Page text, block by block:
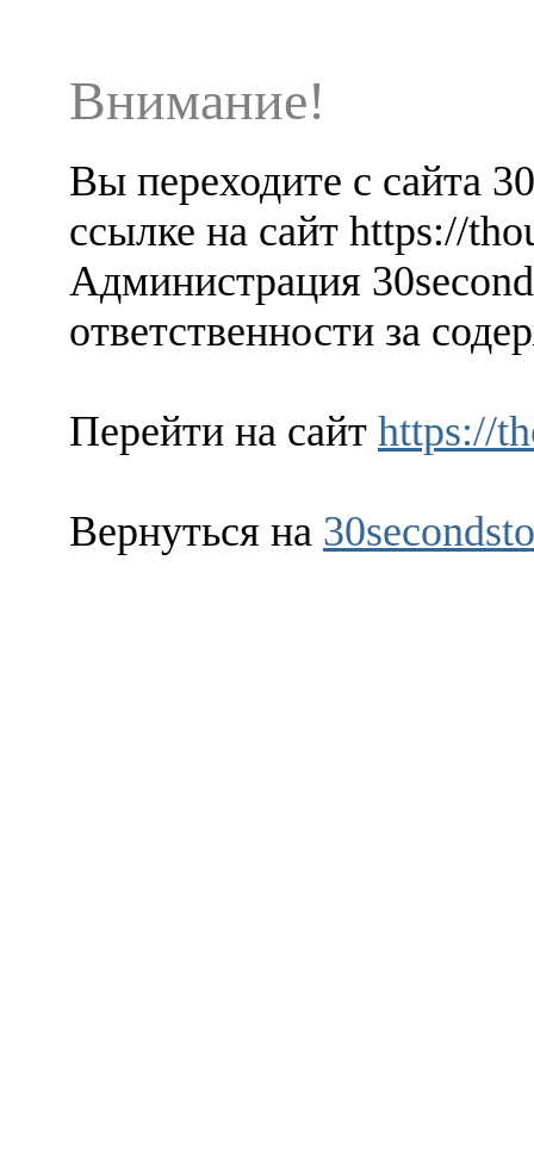
Внимание!
Вы переходите с сайта
ссылке на сайт https://
Администрация
ответственности за
Перейти на сайт https://
Вернуться на